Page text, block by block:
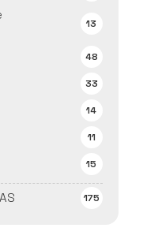
175
13
48
33
14
11
15